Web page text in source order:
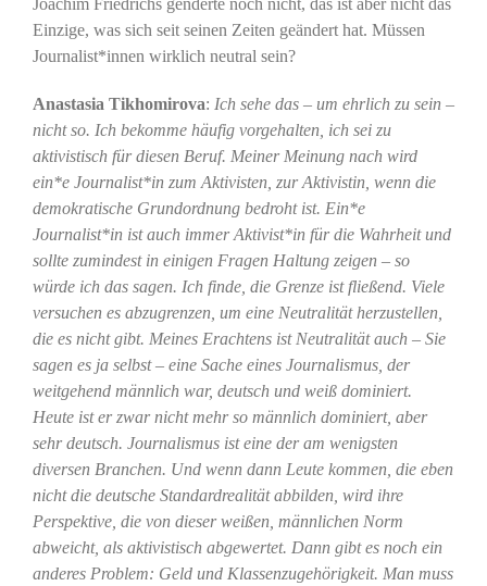
Joachim Friedrichs genderte noch nicht, das ist aber nicht das
Einzige, was sich seit seinen Zeiten geändert hat. Müssen
Journalist*innen wirklich neutral sein?
Anastasia Tikhomirova: Ich sehe das – um ehrlich zu sein –
nicht so. Ich bekomme häufig vorgehalten, ich sei zu
aktivistisch für diesen Beruf. Meiner Meinung nach wird
ein*e Journalist*in zum Aktivisten, zur Aktivistin, wenn die
demokratische Grundordnung bedroht ist. Ein*e
Journalist*in ist auch immer Aktivist*in für die Wahrheit und
sollte zumindest in einigen Fragen Haltung zeigen – so
würde ich das sagen. Ich finde, die Grenze ist fließend. Viele
versuchen es abzugrenzen, um eine Neutralität herzustellen,
die es nicht gibt. Meines Erachtens ist Neutralität auch – Sie
sagen es ja selbst – eine Sache eines Journalismus, der
weitgehend männlich war, deutsch und weiß dominiert.
Heute ist er zwar nicht mehr so männlich dominiert, aber
sehr deutsch. Journalismus ist eine der am wenigsten
diversen Branchen. Und wenn dann Leute kommen, die eben
nicht die deutsche Standardrealität abbilden, wird ihre
Perspektive, die von dieser weißen, männlichen Norm
abweicht, als aktivistisch abgewertet. Dann gibt es noch ein
anderes Problem: Geld und Klassenzugehörigkeit. Man muss